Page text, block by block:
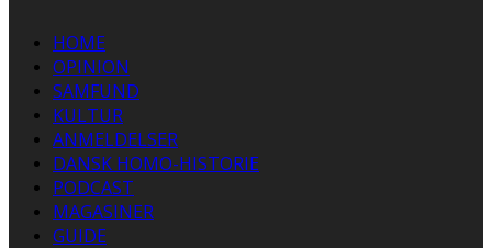
HOME
OPINION
SAMFUND
KULTUR
ANMELDELSER
DANSK HOMO-HISTORIE
PODCAST
MAGASINER
GUIDE